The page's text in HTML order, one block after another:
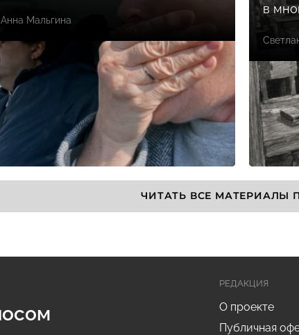
Анна Мальгина
в
ЧИТАТЬ ВСЕ МАТЕРИАЛЫ
РЕДАКЦИЯ
О проекте
Публичная